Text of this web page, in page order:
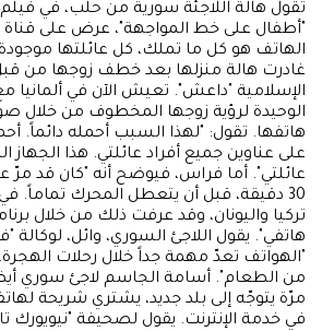
تقول هالة اللاجئة سورية من حلب، في فيلم
"أطفال على خط المواجهة"، عرض على قناة
الهاتف هو كل ما تملك، كل عائلتها
غادرت هالة منزلها بعد خطف زوجها من
الإسلامية "داعش". تعيش الآن في ألمانيا
الوحيدة لرؤية زوجها المخطوف من خلال
هاتفها. تقول: "لهذا السبب أحمله دائماً.
على عناوين جميع أفراد عائلتي. هذا الجهاز
عائلتي". أما فراس، فيوضح أنه "كان قد مرّ
30 دقيقة، قبل أن يتعطل المحرك تماماً.
تركيا واليونان، وقد عرفت ذلك من خلال
هاتفي". يقول اللاجئ السوري، وائل، لوكالة
"الهواتف تعدّ مهمة جداً خلال رحلات
من الطعام". أسامة الجاسم لاجئ سوري
مرّة يتوجّه إلى بلد جديد، يشتري شريحة
في خدمة الإنترنت. يقول لصحيفة "نيويورك